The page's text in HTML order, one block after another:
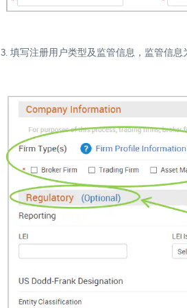
3. 填写注册用户类型及监管信息，监管信息